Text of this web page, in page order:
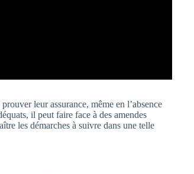
leur assurance, même en l’absence
il peut faire face à des amendes
les démarches à suivre dans une telle